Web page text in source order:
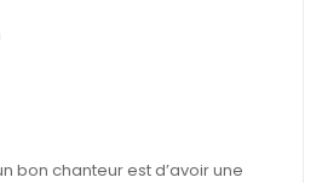
bon chanteur est d’avoir une